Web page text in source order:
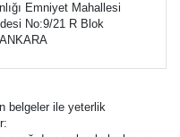
Emniyet Mahallesi
No:9/21 R Blok
belgeler ile yeterlik